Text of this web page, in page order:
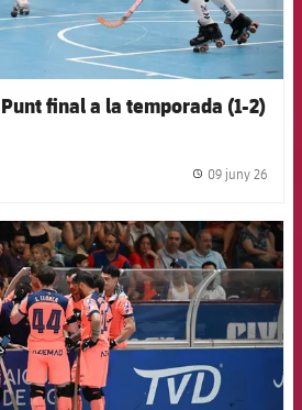
final a la temporada (1-2)
09 juny 26
FCB Barcelona badge